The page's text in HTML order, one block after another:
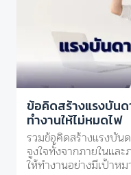
ข้อคิดสร้างแรงบันด
ทำงานให้ไม่หมดไฟ
รวมข้อคิดสร้างแรงบัน
จูงใจทั้งจากภายในแล
ให้ทำงานอย่างมีเป้าห